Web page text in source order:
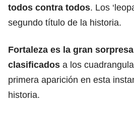
todos contra todos. Los
segundo título de la historia.
Fortaleza es la gran
clasificados a los
primera aparición en esta
historia.